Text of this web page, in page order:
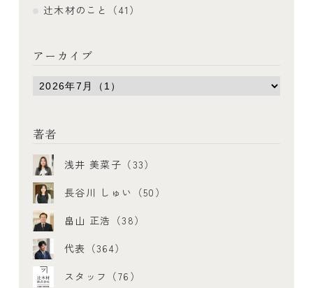
辻木材のこと（41）
アーカイブ
著者
浅井 美菜子（33）
長谷川 しゅい（50）
畠山 正浩（38）
代表（364）
スタッフ（76）